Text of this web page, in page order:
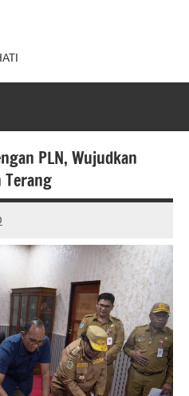
PLN, Wujudkan
Terang